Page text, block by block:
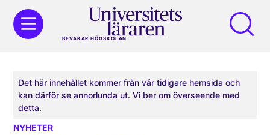
BEVAKAR HÖGSKOLAN
Det här innehållet kommer från vår tidigare hemsida och
kan därför se annorlunda ut. Vi ber om överseende med
detta.
NYHETER